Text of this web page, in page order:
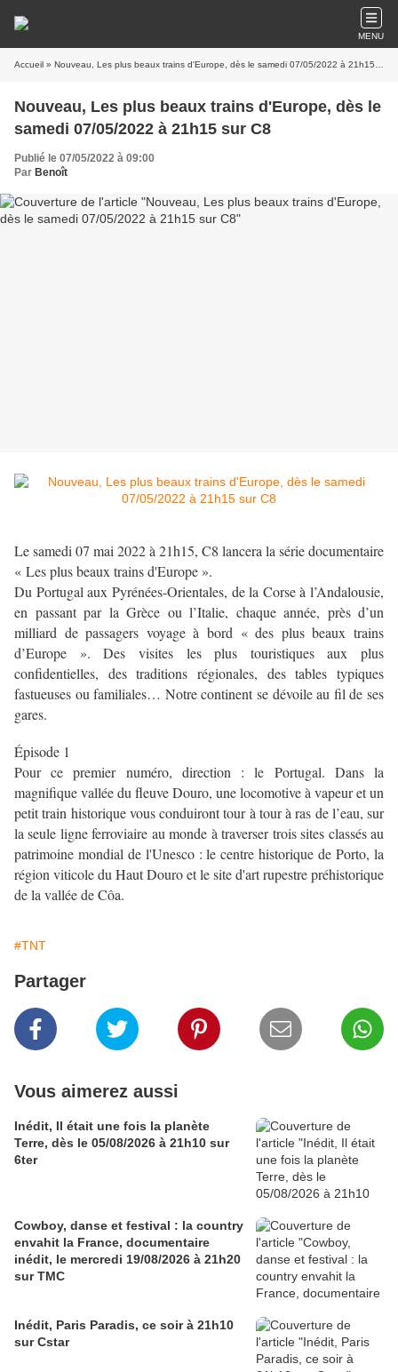
MENU
Accueil » Nouveau, Les plus beaux trains d'Europe, dès le samedi 07/05/2022 à 21h15 sur C8
Nouveau, Les plus beaux trains d'Europe, dès le
samedi 07/05/2022 à 21h15 sur C8
Publié le 07/05/2022 à 09:00
Par Benoît
Le samedi 07 mai 2022 à 21h15, C8 lancera la série documentaire
« Les plus beaux trains d'Europe ».
Du Portugal aux Pyrénées-Orientales, de la Corse à l’Andalousie,
en passant par la Grèce ou l’Italie, chaque année, près d’un
milliard de passagers voyage à bord « des plus beaux trains
d’Europe ». Des visites les plus touristiques aux plus
confidentielles, des traditions régionales, des tables typiques
fastueuses ou familiales… Notre continent se dévoile au fil de ses
gares.
Épisode 1
Pour ce premier numéro, direction : le Portugal. Dans la
magnifique vallée du fleuve Douro, une locomotive à vapeur et un
petit train historique vous conduiront tour à tour à ras de l’eau, sur
la seule ligne ferroviaire au monde à traverser trois sites classés au
patrimoine mondial de l'Unesco : le centre historique de Porto, la
région viticole du Haut Douro et le site d'art rupestre préhistorique
de la vallée de Côa.
#TNT
Partager
Vous aimerez aussi
Inédit, Il était une fois la planète
Terre, dès le 05/08/2026 à 21h10 sur
6ter
Cowboy, danse et festival : la country
envahit la France, documentaire
inédit, le mercredi 19/08/2026 à 21h20
sur TMC
Inédit, Paris Paradis, ce soir à 21h10
sur Cstar